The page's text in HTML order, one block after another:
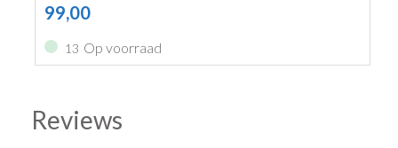
99,00
13 Op voorraad
Reviews